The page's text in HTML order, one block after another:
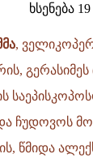
ხსენება
,
გერასიმეს
ჩუდოვოს
წმიდა